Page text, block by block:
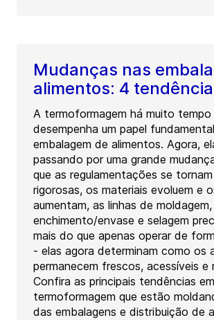
Mudanças nas
alimentos: 4
A termoformagem há muito tempo
desempenha um papel
embalagem de alimentos. Agora,
passando por uma grande
que as regulamentações se tornam
rigorosas, os materiais evoluem e
aumentam, as linhas de moldagem,
enchimento/envase e selagem
mais do que apenas operar de
- elas agora determinam como os
permanecem frescos, acessíveis e
Confira as principais tendências em
termoformagem que estão
das embalagens e distribuição de